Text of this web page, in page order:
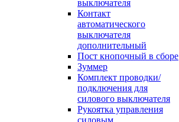
выключателя
Контакт
автоматического
выключателя
дополнительный
Пост кнопочный в сборе
Зуммер
Комплект проводки/
подключения для
силового выключателя
Рукоятка управления
силовым